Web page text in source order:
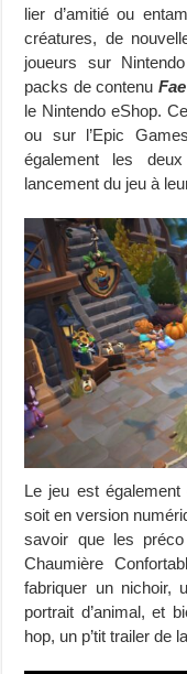
lier d’amitié ou
créatures, de
joueurs sur
packs de contenu
le Nintendo eShop.
ou sur l’Epic
également les
lancement du jeu à
Le jeu est
soit en version
savoir que les
Chaumière
fabriquer un nichoir,
portrait d’animal, et
hop, un p’tit trailer de